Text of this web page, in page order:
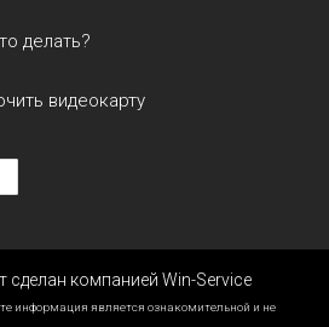
делать?
видеокарту
сделан компанией Win-Service
информация является ознакомительной и не